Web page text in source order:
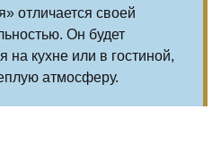
отличается своей
Он будет
на кухне или в гостиной,
атмосферу.